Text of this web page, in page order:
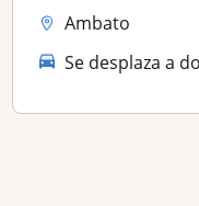
Ambato
Se desplaza a